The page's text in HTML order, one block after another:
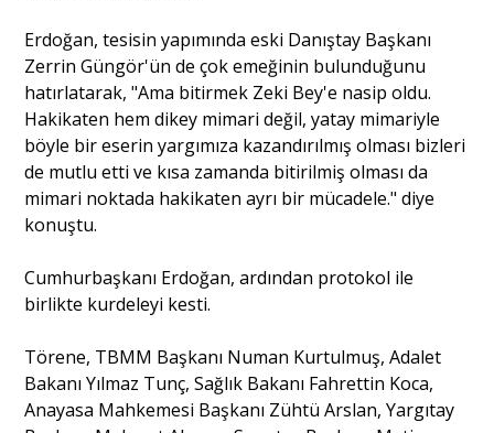
Erdoğan, tesisin yapımında eski Danıştay Başkanı
Zerrin Güngör'ün de çok emeğinin bulunduğunu
hatırlatarak, "Ama bitirmek Zeki Bey'e nasip oldu.
Hakikaten hem dikey mimari değil, yatay mimariyle
böyle bir eserin yargımıza kazandırılmış olması bizleri
de mutlu etti ve kısa zamanda bitirilmiş olması da
mimari noktada hakikaten ayrı bir mücadele." diye
konuştu.
Cumhurbaşkanı Erdoğan, ardından protokol ile
birlikte kurdeleyi kesti.
Törene, TBMM Başkanı Numan Kurtulmuş, Adalet
Bakanı Yılmaz Tunç, Sağlık Bakanı Fahrettin Koca,
Anayasa Mahkemesi Başkanı Zühtü Arslan, Yargıtay